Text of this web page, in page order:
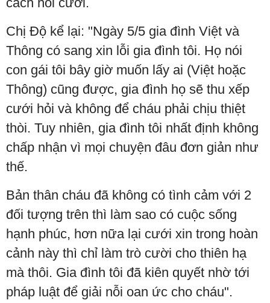
Chị Độ kể lại: "Ngày 5/5 gia đình Việt và
Thông có sang xin lỗi gia đình tôi. Họ nói
con gái tôi bây giờ muốn lấy ai (Việt hoặc
Thông) cũng được, gia đình họ sẽ thu xếp
cưới hỏi và không để cháu phải chịu thiệt
thòi. Tuy nhiên, gia đình tôi nhất định không
chấp nhận vì mọi chuyện đâu đơn giản như
thế.
Bản thân cháu đã không có tình cảm với 2
đối tượng trên thì làm sao có cuộc sống
hạnh phúc, hơn nữa lại cưới xin trong hoàn
cảnh này thì chỉ làm trò cười cho thiên hạ
mà thôi. Gia đình tôi đã kiên quyết nhờ tới
pháp luật để giải nỗi oan ức cho cháu".